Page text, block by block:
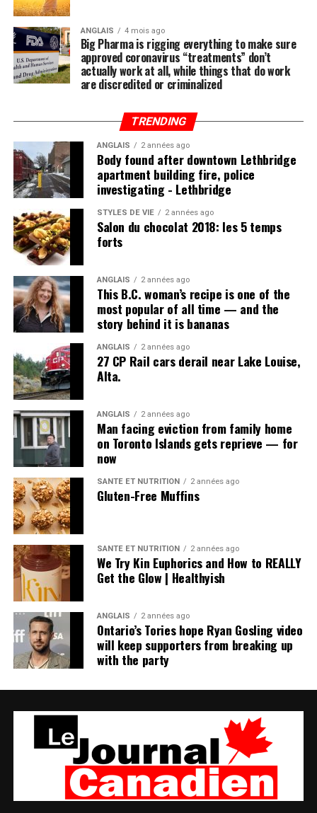
ANGLAIS 4 mois ago
Big Pharma is rigging everything to make sure
approved coronavirus “treatments” don’t
actually work at all, while things that do work
are discredited or criminalized
TRENDING
ANGLAIS 2 années ago
Body found after downtown Lethbridge
apartment building fire, police
investigating - Lethbridge
STYLES DE VIE 2 années ago
Salon du chocolat 2018: les 5 temps
forts
ANGLAIS 2 années ago
This B.C. woman’s recipe is one of the
most popular of all time — and the
story behind it is bananas
ANGLAIS 2 années ago
27 CP Rail cars derail near Lake Louise,
Alta.
ANGLAIS 2 années ago
Man facing eviction from family home
on Toronto Islands gets reprieve — for
now
SANTÉ ET NUTRITION 2 années ago
Gluten-Free Muffins
SANTÉ ET NUTRITION 2 années ago
We Try Kin Euphorics and How to REALLY
Get the Glow | Healthyish
ANGLAIS 2 années ago
Ontario’s Tories hope Ryan Gosling video
will keep supporters from breaking up
with the party